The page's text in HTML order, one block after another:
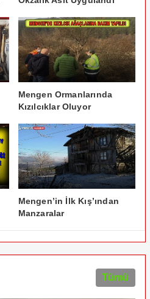
Mengen Ormanlarında
Kızılcıklar Oluyor
Mengen’in İlk Kış’ından
Manzaralar
Tümü